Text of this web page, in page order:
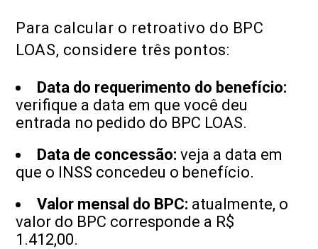
Para calcular o retroativo do BPC
LOAS, considere três pontos:
Data do requerimento do benefício:
verifique a data em que você deu
entrada no pedido do BPC LOAS.
Data de concessão: veja a data em
que o INSS concedeu o benefício.
Valor mensal do BPC: atualmente, o
valor do BPC corresponde a R$
1.412,00.